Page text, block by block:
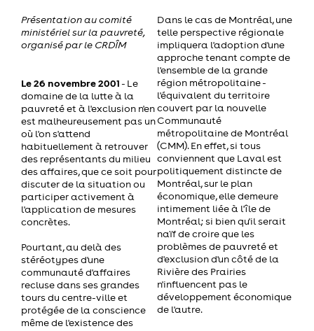
Présentation au comité
ministériel sur la pauvreté,
organisé par le CRDÎM
Le 26 novembre 2001 - Le
domaine de la lutte à la
pauvreté et à l'exclusion n'en
est malheureusement pas un
où l'on s'attend
habituellement à retrouver
des représentants du milieu
des affaires, que ce soit pour
discuter de la situation ou
participer activement à
l'application de mesures
concrètes.
Pourtant, au delà des
stéréotypes d'une
communauté d'affaires
recluse dans ses grandes
tours du centre-ville et
protégée de la conscience
même de l'existence des
Dans le cas de Montréal, une
telle perspective régionale
impliquera l'adoption d'une
approche tenant compte de
l'ensemble de la grande
région métropolitaine -
l'équivalent du territoire
couvert par la nouvelle
Communauté
métropolitaine de Montréal
(CMM). En effet, si tous
conviennent que Laval est
politiquement distincte de
Montréal, sur le plan
économique, elle demeure
intimement liée à l'île de
Montréal; si bien qu'il serait
naïf de croire que les
problèmes de pauvreté et
d'exclusion d'un côté de la
Rivière des Prairies
n'influencent pas le
développement économique
de l'autre.